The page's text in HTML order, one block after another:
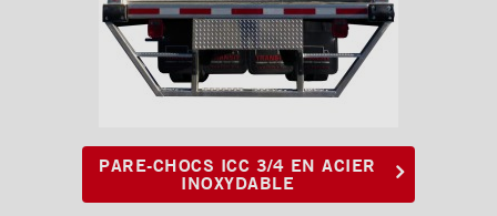
PARE-CHOCS ICC 3/4 EN ACIER
INOXYDABLE